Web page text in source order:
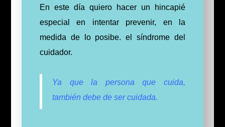
En este día quiero hacer un hincapié
especial en intentar prevenir, en la
medida de lo posibe. el síndrome del
cuidador.
Ya que la persona que cuida,
también debe de ser cuidada.